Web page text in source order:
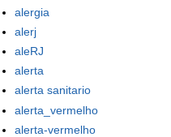
alergia
alerj
aleRJ
alerta
alerta sanitario
alerta_vermelho
alerta-vermelho